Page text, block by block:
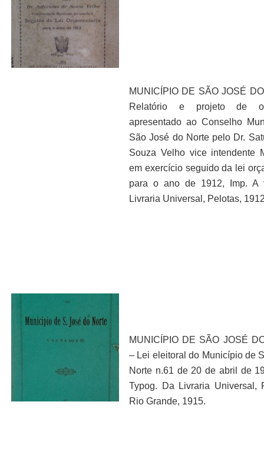
MUNICÍPIO DE SÃO JOSÉ
Relatório e projeto de
apresentado ao Conselho
São José do Norte pelo Dr.
Souza Velho vice intendente
em exercício seguido da lei
para o ano de 1912, Imp. A
Livraria Universal, Pelotas,
MUNICÍPIO DE SÃO JOSÉ
– Lei eleitoral do Município de
Norte n.61 de 20 de abril de
Typog. Da Livraria Universal,
Rio Grande, 1915.